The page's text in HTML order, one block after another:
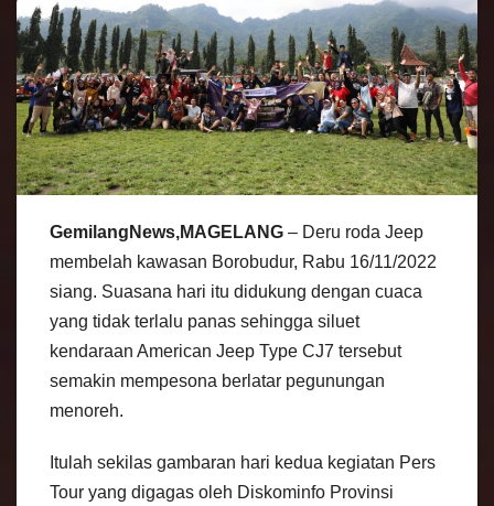
GemilangNews,MAGELANG – Deru roda Jeep
membelah kawasan Borobudur, Rabu 16/11/2022
siang. Suasana hari itu didukung dengan cuaca
yang tidak terlalu panas sehingga siluet
kendaraan American Jeep Type CJ7 tersebut
semakin mempesona berlatar pegunungan
menoreh.
Itulah sekilas gambaran hari kedua kegiatan Pers
Tour yang digagas oleh Diskominfo Provinsi